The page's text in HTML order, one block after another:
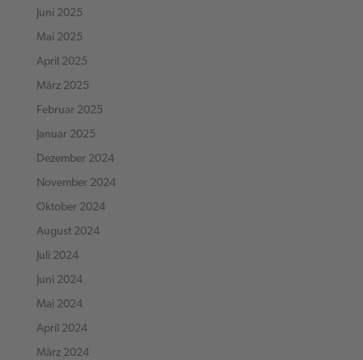
Juni 2025
Mai 2025
April 2025
März 2025
Februar 2025
Januar 2025
Dezember 2024
November 2024
Oktober 2024
August 2024
Juli 2024
Juni 2024
Mai 2024
April 2024
März 2024